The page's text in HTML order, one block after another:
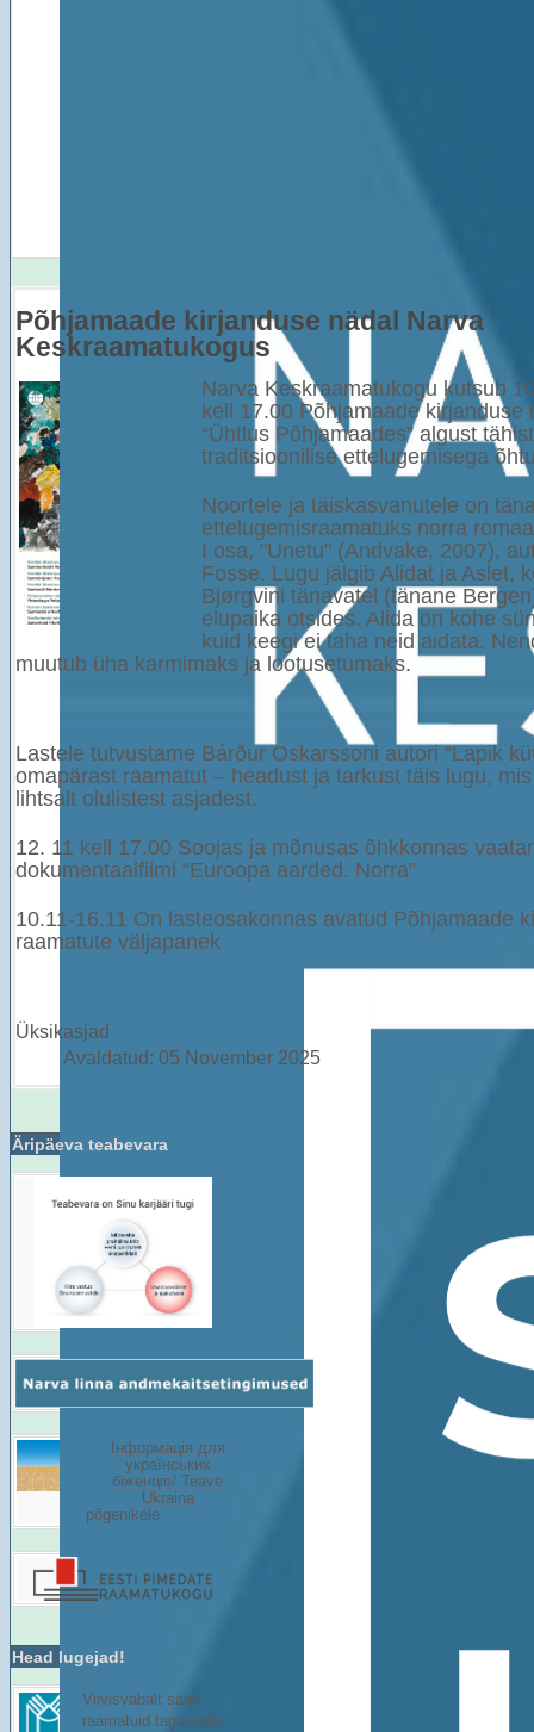
Põhjamaade kirjanduse nädal Narva
Keskraamatukogus
Narva Keskraamatukogu kutsub
kell 17.00 Põhjamaade kirjanduse
“Ühtlus Põhjamaades” algust
traditsioonilise ettelugemisega
Noortele ja täiskasvanutele on
ettelugemisraamatuks norra
I osa, "Unetu" (Andvake, 2007),
Fosse. Lugu jälgib Alidat ja Aslet,
Bjørgvini tänavatel (tänane
elupaika otsides. Alida on kohe
kuid keegi ei taha neid aidata.
muutub üha karmimaks ja lootusetumaks.
Lastele tutvustame Bárður Oskarssoni autori “Lapik
omapärast raamatut – headust ja tarkust täis lugu,
lihtsalt olulistest asjadest.
12. 11 kell 17.00 Soojas ja mõnusas õhkkonnas
dokumentaalfilmi “Euroopa aarded. Norra”
10.11-16.11 On lasteosakonnas avatud Põhjamaade
raamatute väljapanek
Üksikasjad
Avaldatud: 05 November 2025
Äripäeva teabevara
Інформація для
українських
біженців/ Teave
Ukraina
põgenikele
Head lugejad!
Viivisvabalt saab
raamatuid tagastada